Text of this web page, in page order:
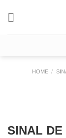
HOME /
SINAL DE